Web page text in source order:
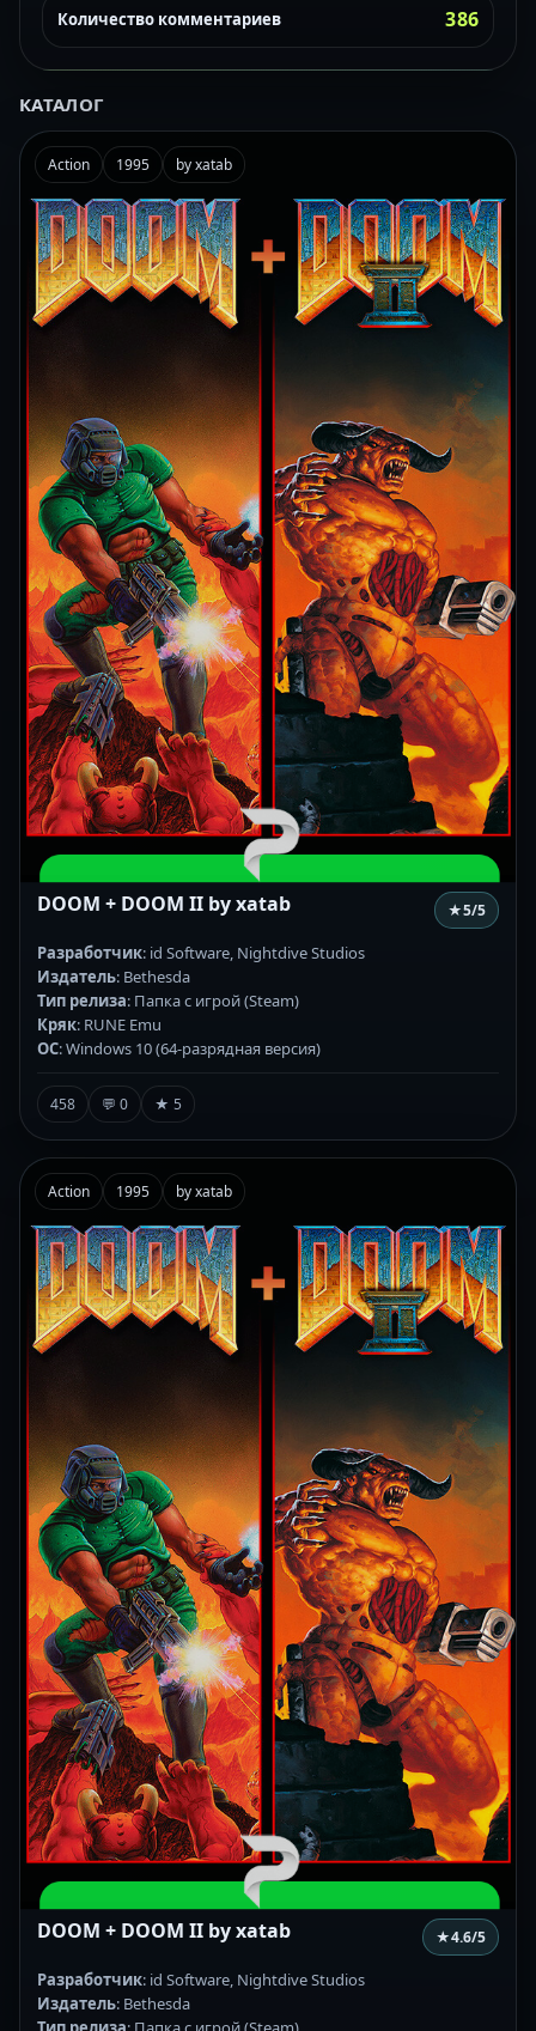
Количество комментариев 386
КАТАЛОГ
Action 1995 by xatab
DOOM + DOOM II by xatab ★5/5
Разработчик: id Software, Nightdive Studios
Издатель: Bethesda
Тип релиза: Папка с игрой (Steam)
Кряк: RUNE Emu
ОС: Windows 10 (64-разрядная версия)
458 💬 0 ★ 5
Action 1995 by xatab
DOOM + DOOM II by xatab ★4.6/5
Разработчик: id Software, Nightdive Studios
Издатель: Bethesda